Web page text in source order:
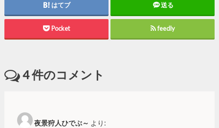
はてブ 送る
Pocket feedly
4件のコメント
夜景狩人ひでぶ～ より: